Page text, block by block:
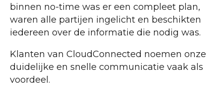
binnen no-time was er een compleet plan,
waren alle partijen ingelicht en beschikten
iedereen over de informatie die nodig was.
Klanten van CloudConnected noemen onze
duidelijke en snelle communicatie vaak als
voordeel.